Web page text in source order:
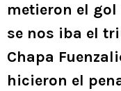
metieron el gol
se nos iba el
Chapa
hicieron el